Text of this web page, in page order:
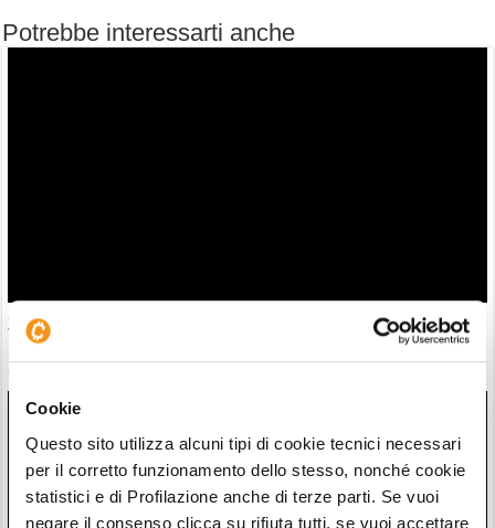
Cookie
Questo sito utilizza alcuni tipi di cookie tecnici necessari
per il corretto funzionamento dello stesso, nonché cookie
statistici e di Profilazione anche di terze parti. Se vuoi
negare il consenso clicca su rifiuta tutti, se vuoi accettare
Potrebbe interessarti anche
30 milioni in crypto rubate con attacchi violenti. Francia
guida classifica della vergogna